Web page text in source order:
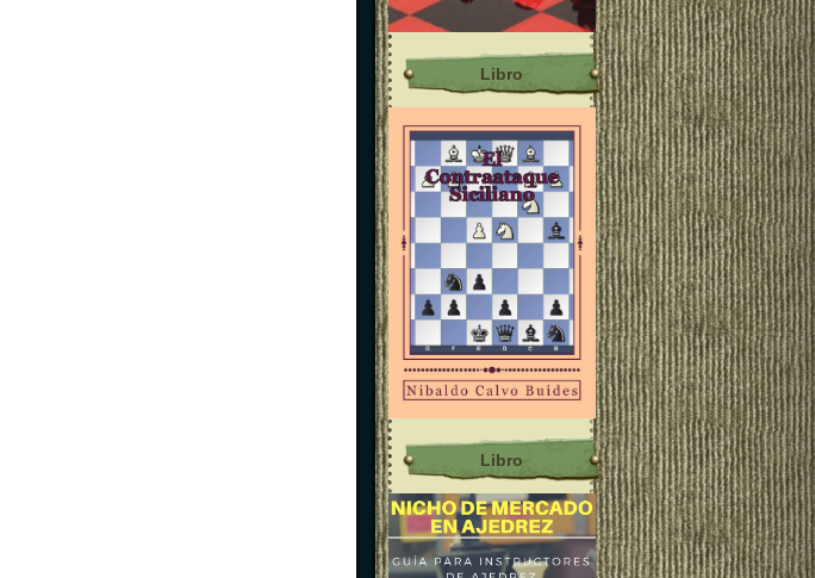
Libro
Libro